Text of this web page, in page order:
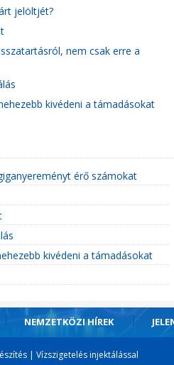
jelöltjét?
nem csak erre a
kivédeni a támadásokat
érő számokat
kivédeni a támadásokat
NEMZETKÖZI HÍREK
| Vízszigetelés injektálással